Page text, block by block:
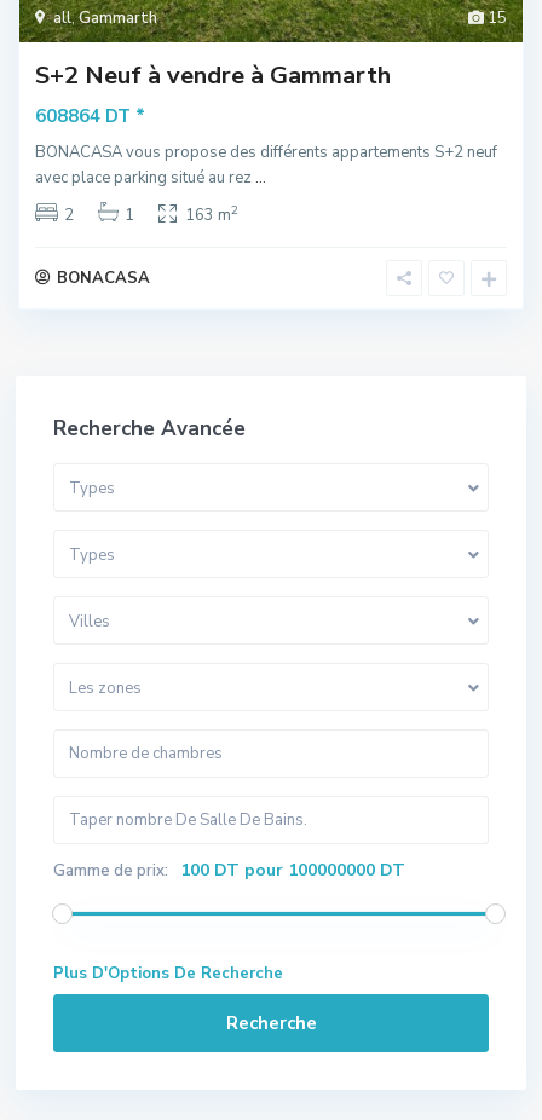
15
all,Gammarth
S+2 Neuf à vendre à Gammarth
608864 DT *
BONACASA vous propose des différents appartements S+2 neuf
avec place parking situé au rez ...
2
1 163 m2
BONACASA
Recherche Avancée
Types
Types
Villes
Les zones
Gamme de prix: 100 DT pour 100000000 DT
Plus D'Options De Recherche
Recherche